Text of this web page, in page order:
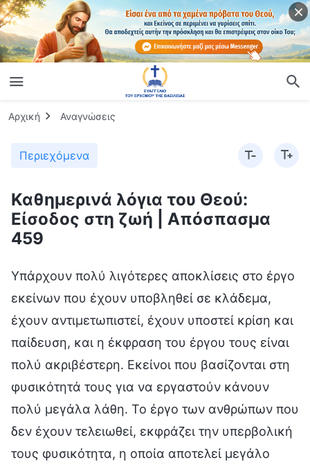
Αρχική Αναγνώσεις
Περιεχόμενα
Καθημερινά λόγια του Θεού:
Είσοδος στη ζωή | Απόσπασμα
459
Υπάρχουν πολύ λιγότερες αποκλίσεις στο έργο
εκείνων που έχουν υποβληθεί σε κλάδεμα,
έχουν αντιμετωπιστεί, έχουν υποστεί κρίση και
παίδευση, και η έκφραση του έργου τους είναι
πολύ ακριβέστερη. Εκείνοι που βασίζονται στη
φυσικότητά τους για να εργαστούν κάνουν
πολύ μεγάλα λάθη. Το έργο των ανθρώπων που
δεν έχουν τελειωθεί, εκφράζει την υπερβολική
τους φυσικότητα, η οποία αποτελεί μεγάλο